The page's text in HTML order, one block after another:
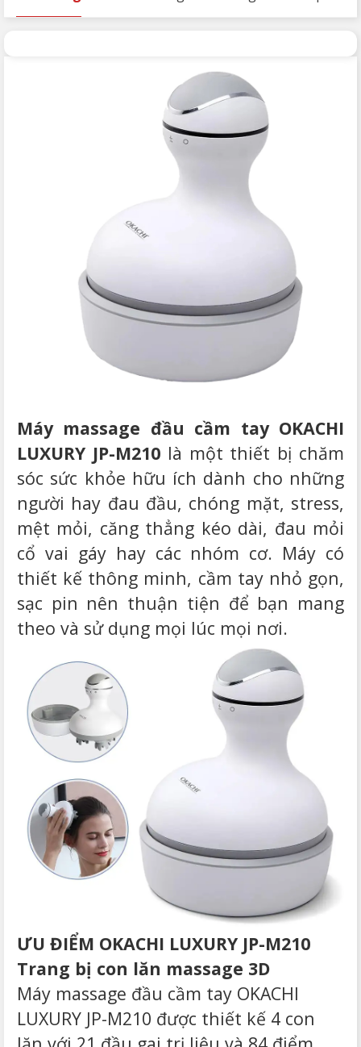
Máy massage đầu cầm tay OKACHI
LUXURY JP-M210 là một thiết bị chăm
sóc sức khỏe hữu ích dành cho những
người hay đau đầu, chóng mặt, stress,
mệt mỏi, căng thẳng kéo dài, đau mỏi
cổ vai gáy hay các nhóm cơ. Máy có
thiết kế thông minh, cầm tay nhỏ gọn,
sạc pin nên thuận tiện để bạn mang
theo và sử dụng mọi lúc mọi nơi.
ƯU ĐIỂM OKACHI LUXURY JP-M210
Trang bị con lăn massage 3D
Máy massage đầu cầm tay OKACHI
LUXURY JP-M210 được thiết kế 4 con